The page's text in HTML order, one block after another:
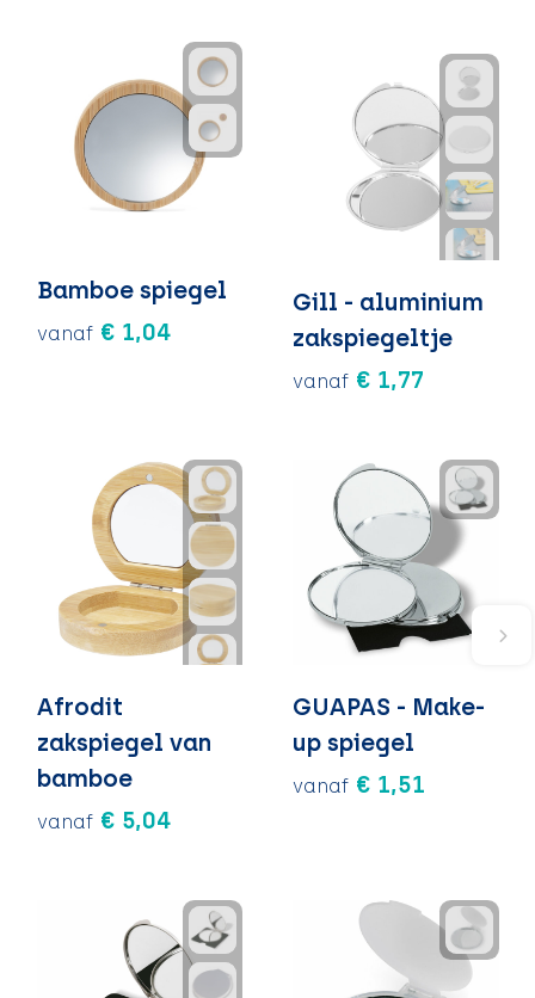
Bamboe spiegel
vanaf € 1,04
Gill - aluminium
zakspiegeltje
vanaf € 1,77
Afrodit
zakspiegel van
bamboe
vanaf € 5,04
GUAPAS - Make-
up spiegel
vanaf € 1,51